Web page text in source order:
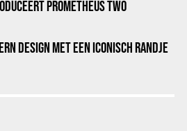
PROMETHEUS TWO
DESIGN MET EEN ICONISCH RANDJE